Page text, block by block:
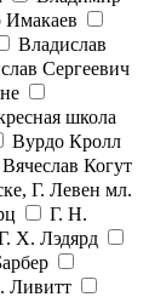
Владислав
Сергеевич
школа
Вурдо Кролл
Вячеслав Когут
Г. Левен мл.
Г. Н.
Х. Лэдярд
Ливитт